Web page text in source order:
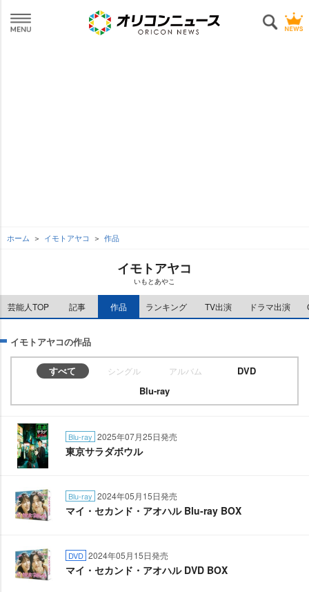
ホーム イモトアヤコ 作品
イモトアヤコ
いもとあやこ
芸能人TOP 記事 作品 ランキング TV出演 ドラマ出演
イモトアヤコの作品
すべて シングル アルバム
DVD
Blu-ray
Blu-ray 2025年07月25日発売
東京サラダボウル
Blu-ray 2024年05月15日発売
マイ・セカンド・アオハル Blu-ray BOX
DVD 2024年05月15日発売
マイ・セカンド・アオハル DVD BOX